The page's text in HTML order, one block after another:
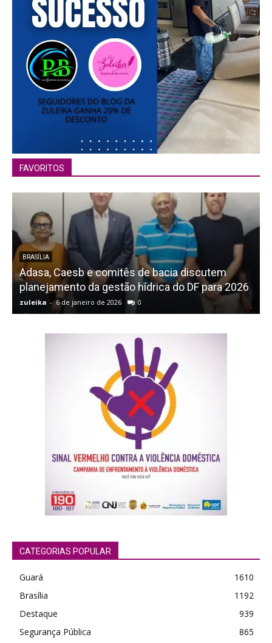
FAVORITOS
BRASÍLIA
Adasa, Caesb e comitês de bacia discutem
planejamento da gestão hídrica do DF para 2026
zuleika - 6 de janeiro de 2026 0
CATEGORIAS POPULAR
Guará
1610
Brasília
1192
Destaque
939
Segurança Pública
865